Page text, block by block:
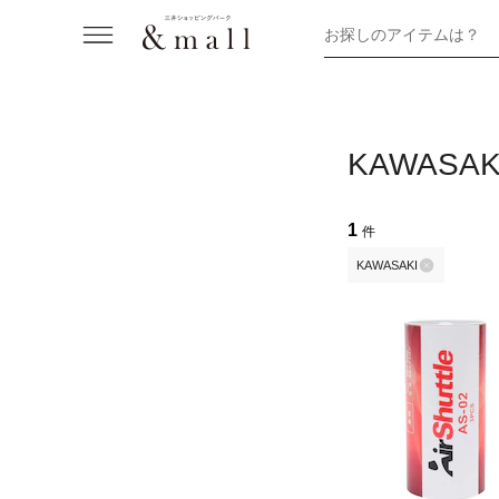
お探しのアイテムは？
1 件
KAWASAKI